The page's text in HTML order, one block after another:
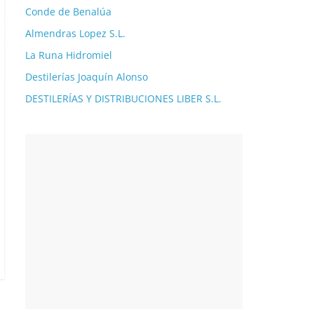
Conde de Benalúa
Almendras Lopez S.L.
La Runa Hidromiel
Destilerías Joaquín Alonso
DESTILERÍAS Y DISTRIBUCIONES LIBER S.L.